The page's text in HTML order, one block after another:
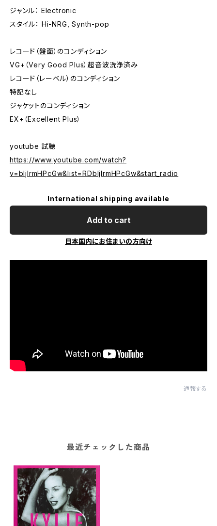
ジャンル： Electronic
スタイル： Hi-NRG, Synth-pop
レコード（盤面）のコンディション
VG+（Very Good Plus）超音波洗浄済み
レコード（レーベル）のコンディション
特記なし
ジャケットのコンディション
EX+（Excellent Plus）
youtube 試聴
https://www.youtube.com/watch?
v=bIjlrmHPcGw&list=RDbIjlrmHPcGw&start_radio
International shipping available
Add to cart
日本国内にお住まいの方向け
通報する
最近チェックした商品